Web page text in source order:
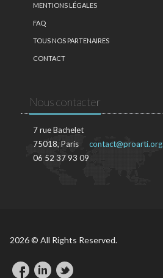
MENTIONS LÉGALES
FAQ
TOUS NOS PARTENAIRES
CONTACT
Nous contacter
7 rue Bachelet
75018, Paris
06 52 37 93 09
contact@proarti.org
2026 © All Rights Reserved.